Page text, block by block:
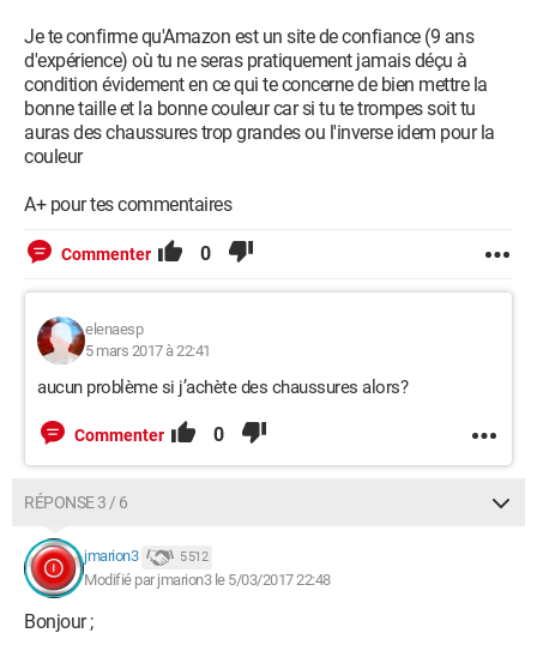
Je te confirme qu'Amazon est un site de confiance (9 ans
d'expérience) où tu ne seras pratiquement jamais déçu à
condition évidement en ce qui te concerne de bien mettre la
bonne taille et la bonne couleur car si tu te trompes soit tu
auras des chaussures trop grandes ou l'inverse idem pour la
couleur
A+ pour tes commentaires
Commenter 0
elenaesp
5 mars 2017 à 22:41
aucun problème si j’achète des chaussures alors?
Commenter 0
RÉPONSE 3 / 6
jmarion3 5 512
Modifié par jmarion3 le 5/03/2017 22:48
Bonjour ;